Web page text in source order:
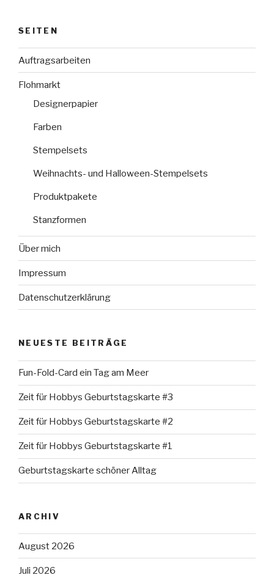
SEITEN
Auftragsarbeiten
Flohmarkt
Designerpapier
Farben
Stempelsets
Weihnachts- und Halloween-Stempelsets
Produktpakete
Stanzformen
Über mich
Impressum
Datenschutzerklärung
NEUESTE BEITRÄGE
Fun-Fold-Card ein Tag am Meer
Zeit für Hobbys Geburtstagskarte #3
Zeit für Hobbys Geburtstagskarte #2
Zeit für Hobbys Geburtstagskarte #1
Geburtstagskarte schöner Alltag
ARCHIV
August 2026
Juli 2026